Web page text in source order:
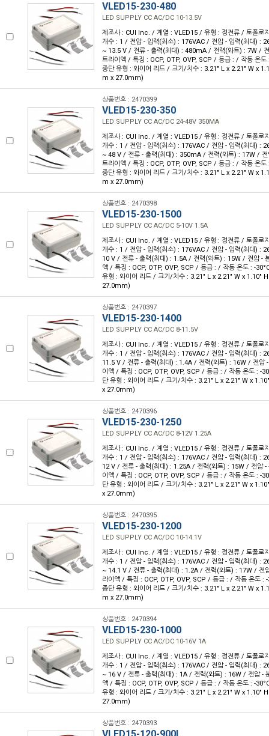
VLED15-230-480
LED SUPPLY CC AC/DC 10-13.5V
제조사 : CUI Inc. / 계열 : VLED15 / 유형 : 정전류 / 토폴로
개수 : 1 / 전압 - 입력(최소) : 176VAC / 전압 - 입력(최대) :
~ 13.5 V / 전류 - 출력(최대) : 480mA / 전력(와트) : 7W /
트라이액 / 특징 : OCP, OTP, OVP, SCP / 등급 : / 작동 온
종단 유형 : 와이어 리드 / 크기/치수 : 3.21" L x 2.21" W x
m x 27.0mm)
상품번호 : 2470399
VLED15-230-350
LED SUPPLY CC AC/DC 24-48V 350MA
제조사 : CUI Inc. / 계열 : VLED15 / 유형 : 정전류 / 토폴로
개수 : 1 / 전압 - 입력(최소) : 176VAC / 전압 - 입력(최대) :
~ 48 V / 전류 - 출력(최대) : 350mA / 전력(와트) : 17W / 전
트라이액 / 특징 : OCP, OTP, OVP, SCP / 등급 : / 작동 온
종단 유형 : 와이어 리드 / 크기/치수 : 3.21" L x 2.21" W x
m x 27.0mm)
상품번호 : 2470398
VLED15-230-1500
LED SUPPLY CC AC/DC 5-10V 1.5A
제조사 : CUI Inc. / 계열 : VLED15 / 유형 : 정전류 / 토폴로
개수 : 1 / 전압 - 입력(최소) : 176VAC / 전압 - 입력(최대) :
10 V / 전류 - 출력(최대) : 1.5A / 전력(와트) : 15W / 전압 -
액 / 특징 : OCP, OTP, OVP, SCP / 등급 : / 작동 온도 : -
유형 : 와이어 리드 / 크기/치수 : 3.21" L x 2.21" W x 1.10"
27.0mm)
상품번호 : 2470397
VLED15-230-1400
LED SUPPLY CC AC/DC 8-11.5V
제조사 : CUI Inc. / 계열 : VLED15 / 유형 : 정전류 / 토폴로
개수 : 1 / 전압 - 입력(최소) : 176VAC / 전압 - 입력(최대) :
11.5 V / 전류 - 출력(최대) : 1.4A / 전력(와트) : 16W / 전압
이액 / 특징 : OCP, OTP, OVP, SCP / 등급 : / 작동 온도 : -
단 유형 : 와이어 리드 / 크기/치수 : 3.21" L x 2.21" W x
x 27.0mm)
상품번호 : 2470396
VLED15-230-1250
LED SUPPLY CC AC/DC 8-12V 1.25A
제조사 : CUI Inc. / 계열 : VLED15 / 유형 : 정전류 / 토폴로
개수 : 1 / 전압 - 입력(최소) : 176VAC / 전압 - 입력(최대) :
12 V / 전류 - 출력(최대) : 1.25A / 전력(와트) : 15W / 전압 -
이액 / 특징 : OCP, OTP, OVP, SCP / 등급 : / 작동 온도 : -
단 유형 : 와이어 리드 / 크기/치수 : 3.21" L x 2.21" W x
x 27.0mm)
상품번호 : 2470395
VLED15-230-1200
LED SUPPLY CC AC/DC 10-14.1V
제조사 : CUI Inc. / 계열 : VLED15 / 유형 : 정전류 / 토폴로
개수 : 1 / 전압 - 입력(최소) : 176VAC / 전압 - 입력(최대) :
~ 14.1 V / 전류 - 출력(최대) : 1.2A / 전력(와트) : 17W / 전
라이액 / 특징 : OCP, OTP, OVP, SCP / 등급 : / 작동 온도 :
종단 유형 : 와이어 리드 / 크기/치수 : 3.21" L x 2.21" W x
m x 27.0mm)
상품번호 : 2470394
VLED15-230-1000
LED SUPPLY CC AC/DC 10-16V 1A
제조사 : CUI Inc. / 계열 : VLED15 / 유형 : 정전류 / 토폴로
개수 : 1 / 전압 - 입력(최소) : 176VAC / 전압 - 입력(최대) :
~ 16 V / 전류 - 출력(최대) : 1A / 전력(와트) : 16W / 전압 -
액 / 특징 : OCP, OTP, OVP, SCP / 등급 : / 작동 온도 : -
유형 : 와이어 리드 / 크기/치수 : 3.21" L x 2.21" W x 1.10"
27.0mm)
상품번호 : 2470393